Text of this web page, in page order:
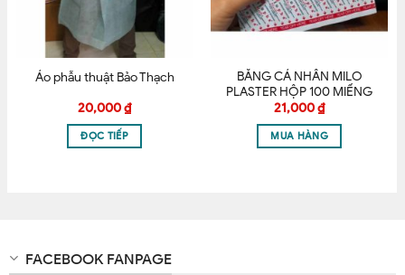
Email
Lưu tên của tôi, email, và trang web trong trình
duyệt này cho lần bình luận kế tiếp của tôi.
Áo phẫu thuật Bảo Thạch
20,000₫
ĐỌC TIẾP
BĂNG CÁ NHÂN MILO
PLASTER HỘP 100 MIẾNG
21,000₫
MUA HÀNG
FACEBOOK FANPAGE